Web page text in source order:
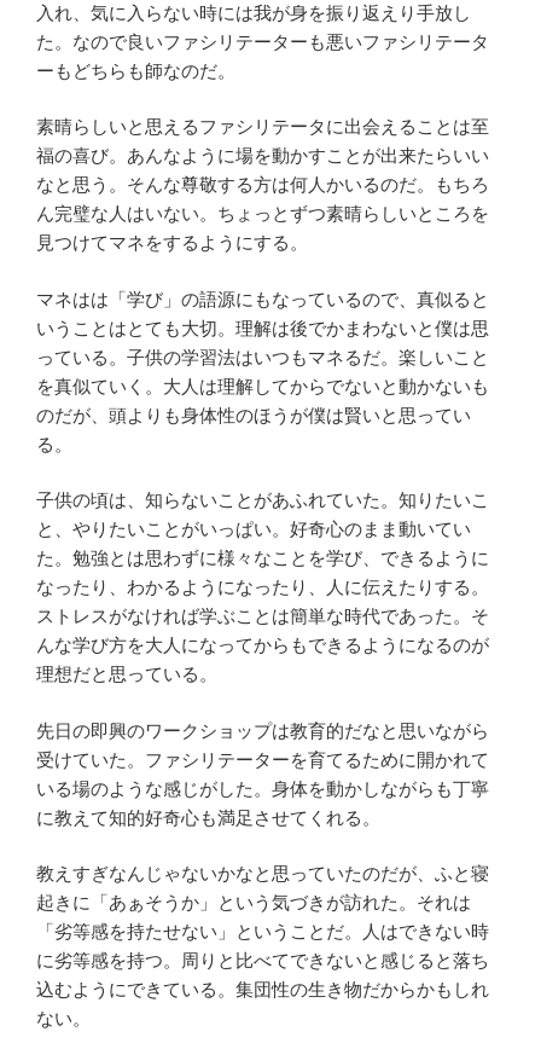
入れ、気に入らない時には我が身を振り返えり手放し
た。なので良いファシリテーターも悪いファシリテータ
ーもどちらも師なのだ。
素晴らしいと思えるファシリテータに出会えることは至
福の喜び。あんなように場を動かすことが出来たらいい
なと思う。そんな尊敬する方は何人かいるのだ。もちろ
ん完璧な人はいない。ちょっとずつ素晴らしいところを
見つけてマネをするようにする。
マネはは「学び」の語源にもなっているので、真似ると
いうことはとても大切。理解は後でかまわないと僕は思
っている。子供の学習法はいつもマネるだ。楽しいこと
を真似ていく。大人は理解してからでないと動かないも
のだが、頭よりも身体性のほうが僕は賢いと思ってい
る。
子供の頃は、知らないことがあふれていた。知りたいこ
と、やりたいことがいっぱい。好奇心のまま動いてい
た。勉強とは思わずに様々なことを学び、できるように
なったり、わかるようになったり、人に伝えたりする。
ストレスがなければ学ぶことは簡単な時代であった。そ
んな学び方を大人になってからもできるようになるのが
理想だと思っている。
先日の即興のワークショップは教育的だなと思いながら
受けていた。ファシリテーターを育てるために開かれて
いる場のような感じがした。身体を動かしながらも丁寧
に教えて知的好奇心も満足させてくれる。
教えすぎなんじゃないかなと思っていたのだが、ふと寝
起きに「あぁそうか」という気づきが訪れた。それは
「劣等感を持たせない」ということだ。人はできない時
に劣等感を持つ。周りと比べてできないと感じると落ち
込むようにできている。集団性の生き物だからかもしれ
ない。